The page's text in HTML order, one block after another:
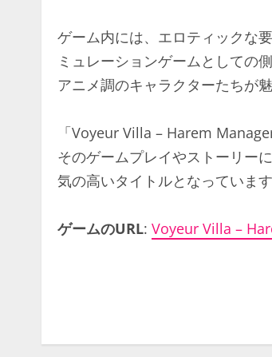
ゲーム内には、エロティックな
ミュレーションゲームとしての
アニメ調のキャラクターたちが
「Voyeur Villa – Harem
そのゲームプレイやストーリー
気の高いタイトルとなっています
ゲームのURL: Voyeur Villa –